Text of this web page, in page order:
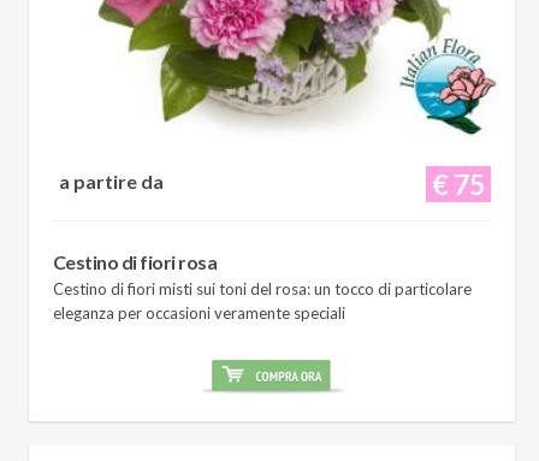
€ 75
a partire da
Cestino di fiori rosa
Cestino di fiori misti sui toni del rosa: un tocco di particolare
eleganza per occasioni veramente speciali